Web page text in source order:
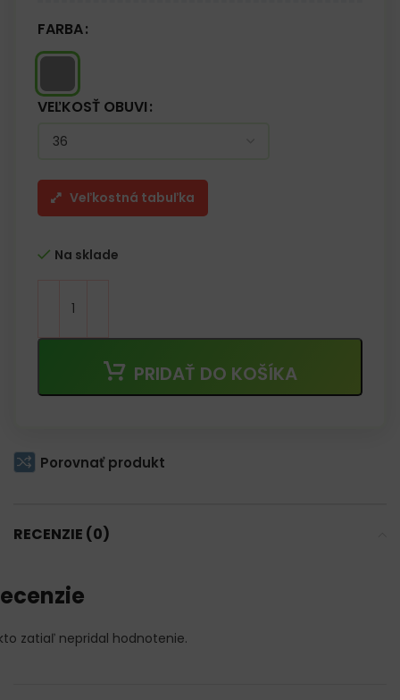
FARBA
VEĽKOSŤ OBUVI
Veľkostná tabuľka
Na sklade
PRIDAŤ DO KOŠÍKA
Porovnať produkt
RECENZIE (0)
zatiaľ nepridal hodnotenie.